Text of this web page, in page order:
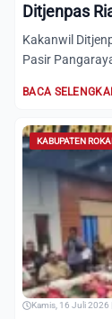
Ditjenpas
Kakanwil
Pasir
BACA
KABUPATEN
Kamis, 16 Juli 2026